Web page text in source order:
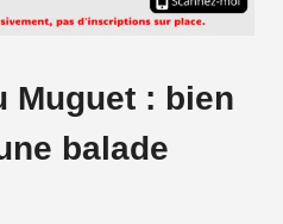
Muguet : bien
balade